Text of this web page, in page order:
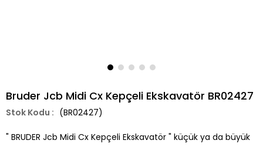
Bruder Jcb Midi Cx Kepçeli Ekskavatör BR02427
(BR02427)
" BRUDER Jcb Midi Cx Kepçeli Ekskavatör " küçük ya da büyük